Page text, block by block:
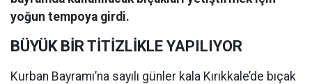
yoğun tempoya girdi.
BÜYÜK BİR TİTİZLİKLE YAPILIYOR
Kurban Bayramı’na sayılı günler kala Kırıkkale’de bıçak